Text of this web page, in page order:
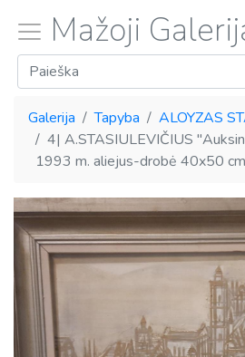
Mažoji
Galerija Tapyba
ALOYZAS
4| A.STASIULEVIČIUS
1993 m. aliejus-drobė 40x50 cm